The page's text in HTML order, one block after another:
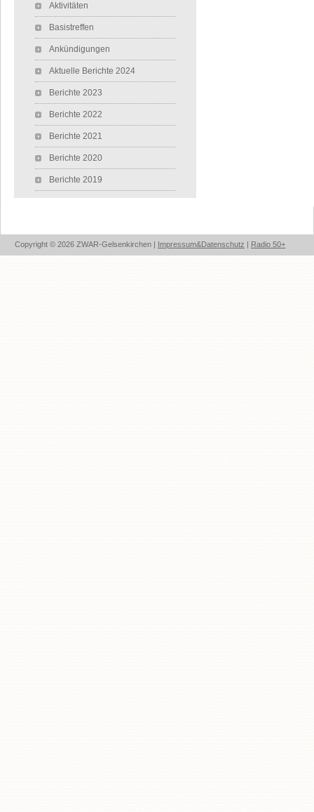
Aktivitäten
Basistreffen
Ankündigungen
Aktuelle Berichte 2024
Berichte 2023
Berichte 2022
Berichte 2021
Berichte 2020
Berichte 2019
Copyright © 2026 ZWAR-Gelsenkirchen | Impressum&Datenschutz | Radio 50+